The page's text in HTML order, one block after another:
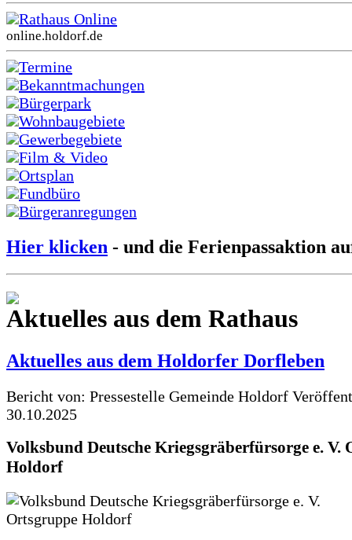
Rathaus Online
online.holdorf.de
Termine
Bekanntmachungen
Bürgerpark
Wohnbaugebiete
Gewerbegebiete
Film & Video
Ortsplan
Fundbüro
Bürgeranregungen
Hier klicken - und die Ferienpassaktion
Aktuelles aus dem Rathaus
Aktuelles aus dem Holdorfer Dorfleben
Bericht von: Pressestelle Gemeinde Holdorf
30.10.2025
Volksbund Deutsche Kriegsgräberfürsorge e. V.
Holdorf